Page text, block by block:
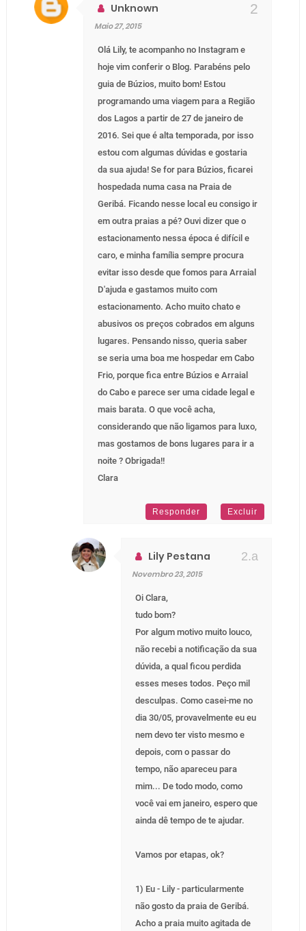
Unknown
Maio 27, 2015
Olá Lily, te acompanho no Instagram e
hoje vim conferir o Blog. Parabéns pelo
guia de Búzios, muito bom! Estou
programando uma viagem para a Região
dos Lagos a partir de 27 de janeiro de
2016. Sei que é alta temporada, por isso
estou com algumas dúvidas e gostaria
da sua ajuda! Se for para Búzios, ficarei
hospedada numa casa na Praia de
Geribá. Ficando nesse local eu consigo ir
em outra praias a pé? Ouvi dizer que o
estacionamento nessa época é difícil e
caro, e minha família sempre procura
evitar isso desde que fomos para Arraial
D'ajuda e gastamos muito com
estacionamento. Acho muito chato e
abusivos os preços cobrados em alguns
lugares. Pensando nisso, queria saber
se seria uma boa me hospedar em Cabo
Frio, porque fica entre Búzios e Arraial
do Cabo e parece ser uma cidade legal e
mais barata. O que você acha,
considerando que não ligamos para luxo,
mas gostamos de bons lugares para ir a
noite ? Obrigada!!
Clara
Responder Excluir
Lily Pestana
Novembro 23, 2015
Oi Clara,
tudo bom?
Por algum motivo muito louco,
não recebi a notificação da sua
dúvida, a qual ficou perdida
esses meses todos. Peço mil
desculpas. Como casei-me no
dia 30/05, provavelmente eu eu
nem devo ter visto mesmo e
depois, com o passar do
tempo, não apareceu para
mim... De todo modo, como
você vai em janeiro, espero que
ainda dê tempo de te ajudar.
Vamos por etapas, ok?
1) Eu - Lily - particularmente
não gosto da praia de Geribá.
Acho a praia muito agitada de